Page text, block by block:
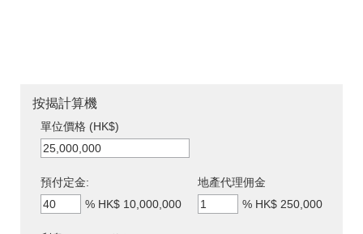
按揭計算機
單位價格 (HK$)
預付定金:
% HK$ 10,000,000
地產代理佣金
% HK$ 250,000